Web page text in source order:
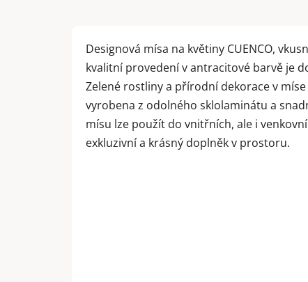
Designová mísa na květiny CUENCO,
kvalitní provedení v antracitové barvě je
Zelené rostliny a přírodní dekorace v
vyrobena z odolného sklolaminátu a
mísu lze použít do vnitřních, ale i
exkluzivní a krásný doplněk v prostoru.